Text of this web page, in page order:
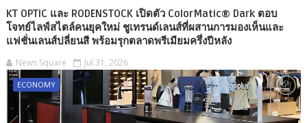
KT OPTIC และ RODENSTOCK เปิดตัว ColorMatic® Dark ตอบ
โจทย์ไลฟ์สไตล์คนยุคใหม่ ชูเทรนด์เลนส์ที่ผสานการมองเห็นและ
แฟชั่นเลนส์ปลี่ยนสี พร้อมรุกตลาดพรีเมียมครึ่งปีหลัง
News Square Jul 31, 2026
ECONOMY